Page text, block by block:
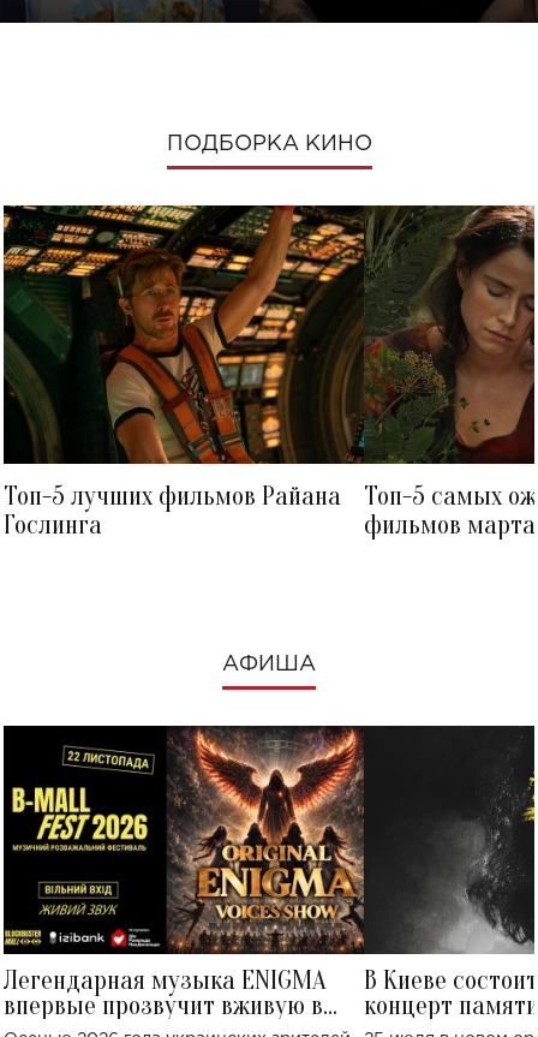
ПОДБОРКА КИНО
Топ-5 лучших фильмов Райана
Гослинга
Топ-5 самых
фильмов
АФИША
Легендарная музыка ENIGMA
впервые прозвучит вживую в
В Киеве
концерт